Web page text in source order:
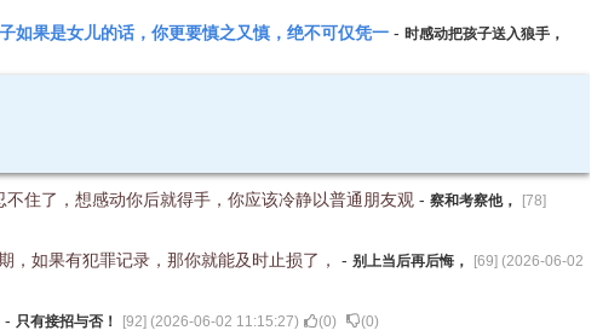
如果是女儿的话，你更要慎之又慎，绝不可仅凭一 - 时感动把孩子送入狼手，
住了，想感动你后就得手，你应该冷静以普通朋友观 - 察和考察他， [78]
，如果有犯罪记录，那你就能及时止损了， - 别上当后再后悔， [69] (2026-06-02
- 只有接招与否！ [92] (2026-06-02 11:15:27) (0) (0)